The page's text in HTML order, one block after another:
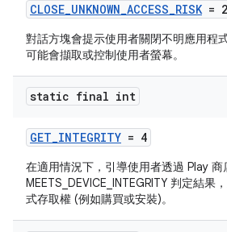
CLOSE_UNKNOWN_ACCESS_RISK= 2
對話方塊會提示使用者關閉不明應用程
可能會擷取或控制使用者螢幕。
static final int
GET_INTEGRITY = 4
在適用情況下，引導使用者透過 Play 商
MEETS_DEVICE_INTEGRITY 判定結果
式存取權 (例如購買或安裝)。